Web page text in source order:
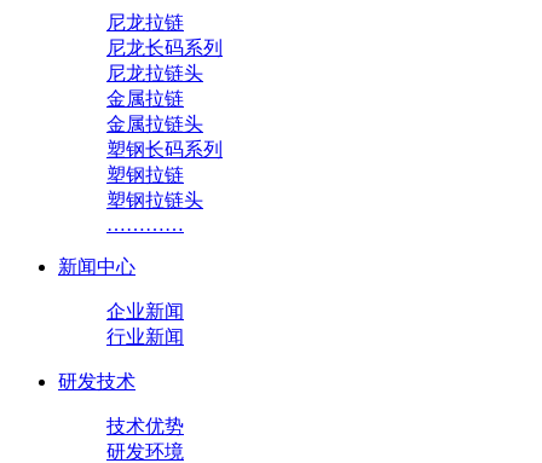
尼龙拉链
尼龙长码系列
尼龙拉链头
金属拉链
金属拉链头
塑钢长码系列
塑钢拉链
塑钢拉链头
…………
新闻中心
企业新闻
行业新闻
研发技术
技术优势
研发环境